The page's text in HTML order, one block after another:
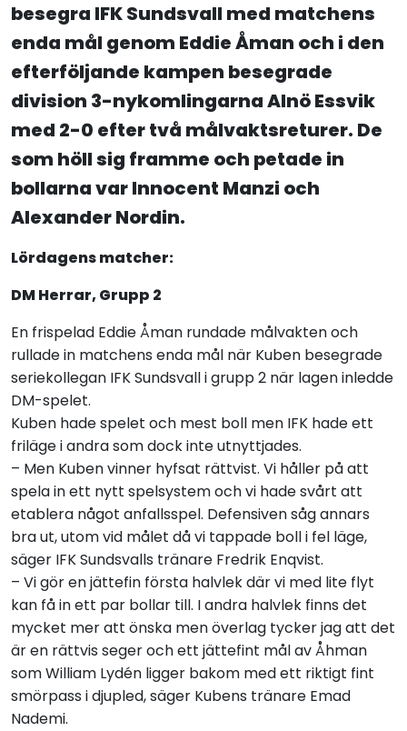
besegra IFK Sundsvall med matchens
enda mål genom Eddie Åman och i den
efterföljande kampen besegrade
division 3-nykomlingarna Alnö Essvik
med 2-0 efter två målvaktsreturer. De
som höll sig framme och petade in
bollarna var Innocent Manzi och
Alexander Nordin.
Lördagens matcher:
DM Herrar, Grupp 2
En frispelad Eddie Åman rundade målvakten och
rullade in matchens enda mål när Kuben besegrade
seriekollegan IFK Sundsvall i grupp 2 när lagen inledde
DM-spelet.
Kuben hade spelet och mest boll men IFK hade ett
friläge i andra som dock inte utnyttjades.
– Men Kuben vinner hyfsat rättvist. Vi håller på att
spela in ett nytt spelsystem och vi hade svårt att
etablera något anfallsspel. Defensiven såg annars
bra ut, utom vid målet då vi tappade boll i fel läge,
säger IFK Sundsvalls tränare Fredrik Enqvist.
– Vi gör en jättefin första halvlek där vi med lite flyt
kan få in ett par bollar till. I andra halvlek finns det
mycket mer att önska men överlag tycker jag att det
är en rättvis seger och ett jättefint mål av Åhman
som William Lydén ligger bakom med ett riktigt fint
smörpass i djupled, säger Kubens tränare Emad
Nademi.